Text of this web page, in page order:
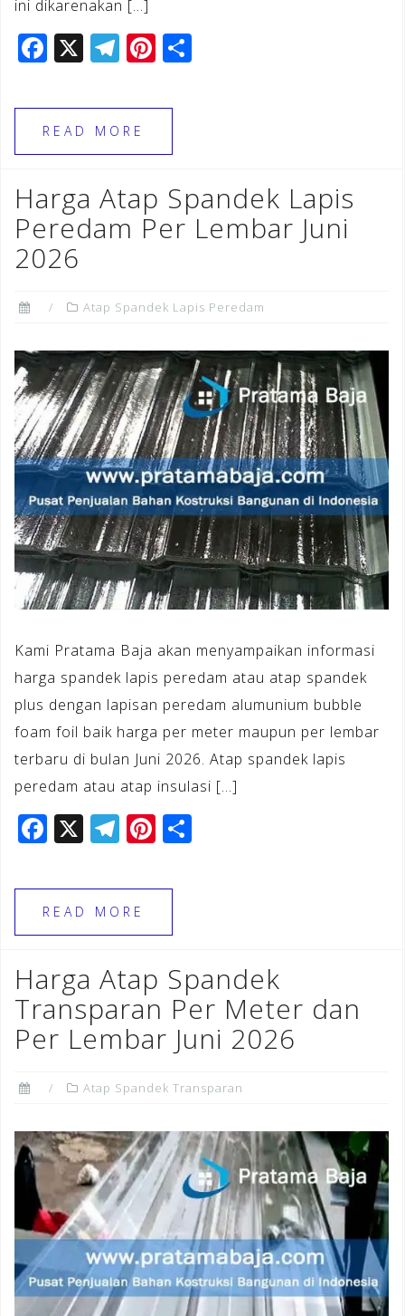
ini dikarenakan […]
F
c
e
b
o
o
k
X T
e
gr
a
m
Pi
te
e
st
READ MORE
Harga Atap Spandek Lapis
Peredam Per Lembar Juni
2026
Atap Spandek Lapis Peredam
Kami Pratama Baja akan menyampaikan informasi
harga spandek lapis peredam atau atap spandek
plus dengan lapisan peredam alumunium bubble
foam foil baik harga per meter maupun per lembar
terbaru di bulan Juni 2026. Atap spandek lapis
peredam atau atap insulasi […]
F
c
e
b
o
o
k
X T
e
gr
a
m
Pi
te
e
st
READ MORE
Harga Atap Spandek
Transparan Per Meter dan
Per Lembar Juni 2026
Atap Spandek Transparan